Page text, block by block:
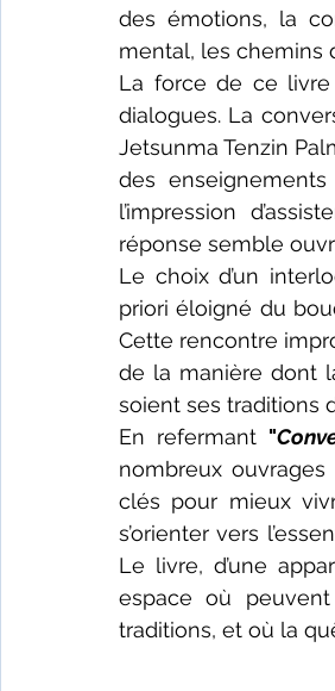
des émotions, la
mental, les chemins
La force de ce livre
dialogues. La
Jetsunma Tenzin
des
l’impression
réponse semble
Le choix d’un
priori éloigné du
Cette rencontre
de la manière dont
soient ses traditions
En refermant "
nombreux
clés pour mieux
s’orienter vers
Le livre, d’une
espace où
traditions, et où la